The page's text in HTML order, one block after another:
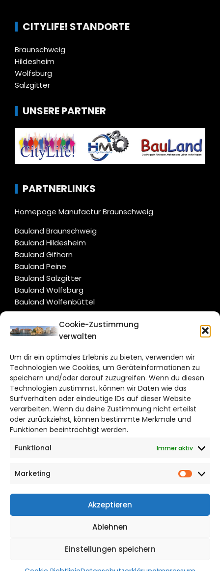
Cookie-Zustimmung
verwalten
Um dir ein optimales Erlebnis zu bieten, verwenden wir
Technologien wie Cookies, um Geräteinformationen zu
speichern und/oder darauf zuzugreifen. Wenn du diesen
Technologien zustimmst, können wir Daten wie das
Surfverhalten oder eindeutige IDs auf dieser Website
verarbeiten. Wenn du deine Zustimmung nicht erteilst
oder zurückziehst, können bestimmte Merkmale und
Funktionen beeinträchtigt werden.
Funktional
Immer aktiv
Marketing
Akzeptieren
Ablehnen
Einstellungen speichern
CITYLIFE! STANDORTE
Braunschweig
Hildesheim
Wolfsburg
Salzgitter
UNSERE PARTNER
PARTNERLINKS
Homepage Manufactur Braunschweig
Bauland Braunschweig
Bauland Hildesheim
Bauland Gifhorn
Bauland Peine
Bauland Salzgitter
Bauland Wolfsburg
Bauland Wolfenbüttel
CITYLIFE!
hildesheim@citylifemedien.de
Bruchtorwall 12
38100 Braunschweig
Telefon: 0531 387220 – 65
DAS STADTMAGAZIN FÜR HILDESHEIM
Impressum
Cookie Richtlinie
CITYLIFE! BEI FACEBOOK
WordPress Theme |Viralby HashThemes